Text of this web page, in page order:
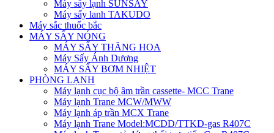
Máy sấy lạnh SUNSAY
Máy sấy lanh TAKUDO
Máy sắc thuốc bắc
MÁY SẤY NÓNG
MÁY SẤY THĂNG HOA
Máy Sấy Ánh Dương
MÁY SẤY BƠM NHIỆT
PHÒNG LẠNH
Máy lạnh cục bộ âm trần cassette- MCC Trane
Máy lạnh Trane MCW/MWW
Máy lạnh áp trần MCX Trane
Máy lạnh Trane Model:MCDD/TTKD-gas R407C